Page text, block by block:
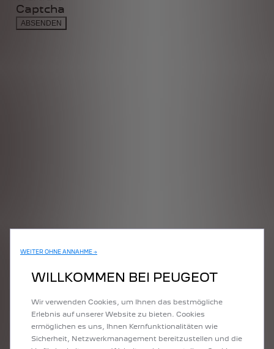
WEITER OHNE ANNAHME →
WILLKOMMEN BEI PEUGEOT
Wir verwenden Cookies, um Ihnen das bestmögliche
Erlebnis auf unserer Website zu bieten. Cookies
ermöglichen es uns, Ihnen Kernfunktionalitäten wie
Sicherheit, Netzwerkmanagement bereitzustellen und die